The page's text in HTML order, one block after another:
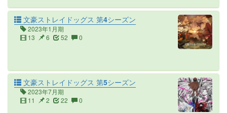
文豪ストレイドッグス 第4シーズン
2023年1月期
13
6 52 0
文豪ストレイドッグス 第5シーズン
2023年7月期
11
2 22 0